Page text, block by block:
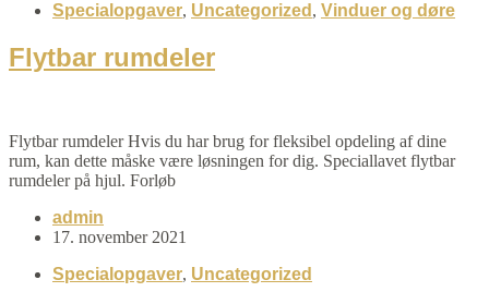
Specialopgaver, Uncategorized , Vinduer og døre
Flytbar rumdeler
Flytbar rumdeler Hvis du har brug for fleksibel opdeling af dine
rum, kan dette måske være løsningen for dig. Speciallavet flytbar
rumdeler på hjul. Forløb
admin
17. november 2021
Specialopgaver, Uncategorized